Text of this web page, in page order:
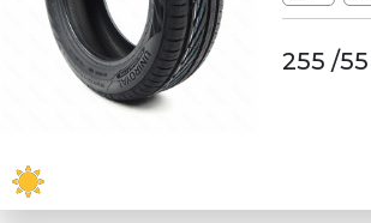
255 /55